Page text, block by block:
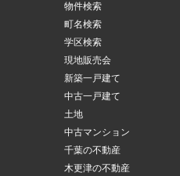
物件検索
町名検索
学区検索
現地販売会
新築一戸建て
中古一戸建て
土地
中古マンション
千葉の不動産
木更津の不動産